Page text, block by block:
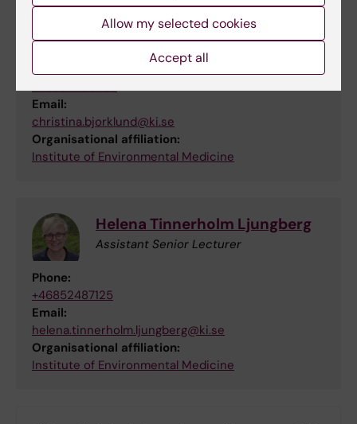
Christina Björklund
Principal Researcher
Phone:
Email:
christina.bjorklund@ki.se
Organisational affiliation:
Institute of Environmental Medicine
Helena Tinnerholm Ljungberg
Assistant Senior Lecturer
Phone:
+46852487125
Email:
helena.tinnerholm.ljungberg@ki.se
Organisational affiliation:
Institute of Environmental Medicine
Allow my selected cookies
Accept all